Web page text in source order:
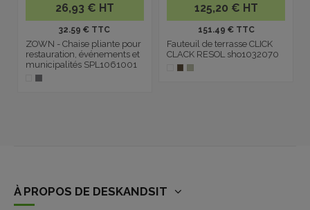
26,93 € HT
32.59 € TTC
ZOWN - Chaise pliante pour
restauration, événements et
municipalités SPL1061001
125,20 € HT
151.49 € TTC
Fauteuil de terrasse CLICK
CLACK RESOL sho1032070
À PROPOS DE DESKANDSIT